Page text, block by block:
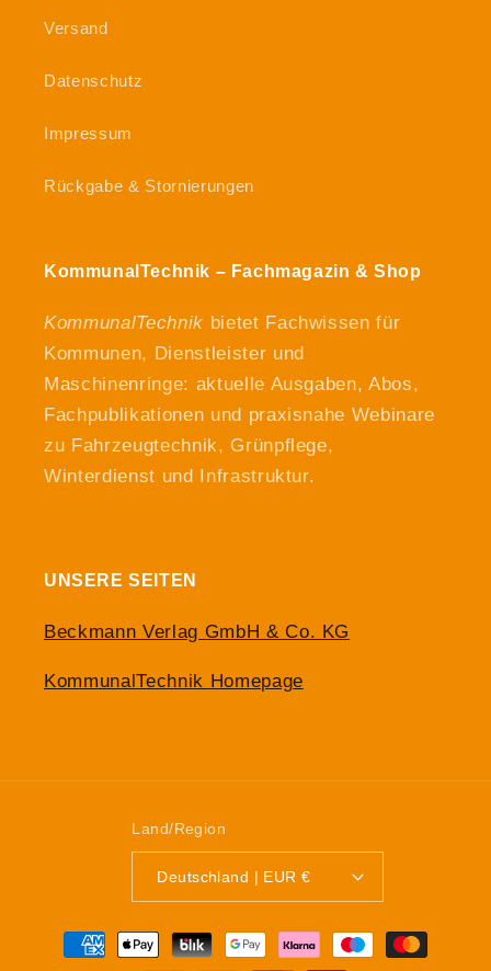
Versand
Datenschutz
Impressum
Rückgabe & Stornierungen
KommunalTechnik – Fachmagazin & Shop
KommunalTechnik bietet Fachwissen für
Kommunen, Dienstleister und
Maschinenringe: aktuelle Ausgaben, Abos,
Fachpublikationen und praxisnahe Webinare
zu Fahrzeugtechnik, Grünpflege,
Winterdienst und Infrastruktur.
UNSERE SEITEN
Beckmann Verlag GmbH & Co. KG
KommunalTechnik Homepage
Land/Region
Deutschland | EUR €
Zahlungsmethoden